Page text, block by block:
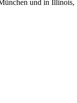
und in